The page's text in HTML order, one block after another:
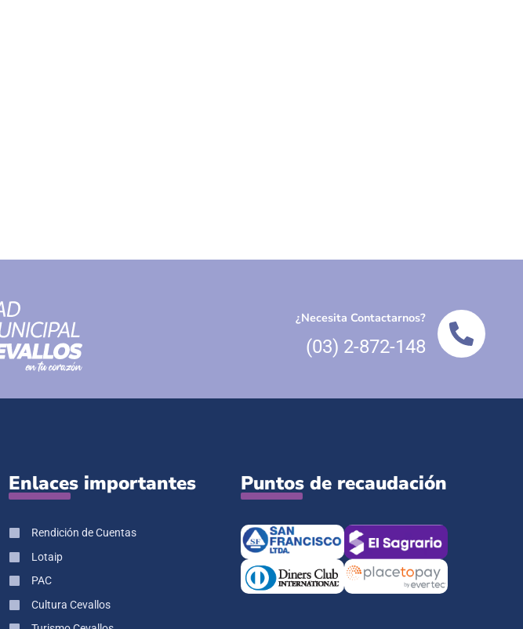
¿Necesita Contactarnos?
(03) 2-872-148
Enlaces importantes
Rendición de Cuentas
Lotaip
PAC
Cultura Cevallos
Puntos de recaudación